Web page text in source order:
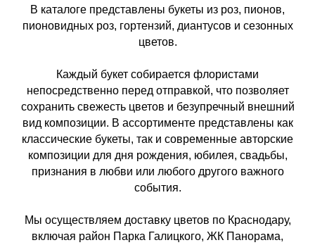
В каталоге представлены букеты из роз, пионов,
пионовидных роз, гортензий, диантусов и сезонных
цветов.
Каждый букет собирается флористами
непосредственно перед отправкой, что позволяет
сохранить свежесть цветов и безупречный внешний
вид композиции. В ассортименте представлены как
классические букеты, так и современные авторские
композиции для дня рождения, юбилея, свадьбы,
признания в любви или любого другого важного
события.
Мы осуществляем доставку цветов по Краснодару,
включая район Парка Галицкого, ЖК Панорама,